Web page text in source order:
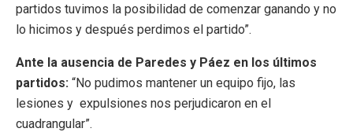
partidos tuvimos la posibilidad de comenzar ganando y no
lo hicimos y después perdimos el partido”.
Ante la ausencia de Paredes y Páez en los últimos
partidos: “No pudimos mantener un equipo fijo, las
lesiones y expulsiones nos perjudicaron en el
cuadrangular”.